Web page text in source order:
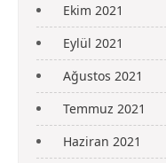
Ekim 2021
Eylül 2021
Ağustos 2021
Temmuz 2021
Haziran 2021